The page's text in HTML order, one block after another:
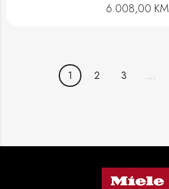
6.008,00 KM
1 2 3 …